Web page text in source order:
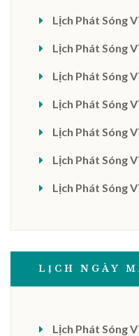
Lịch Phát Sóng
Lịch Phát Sóng
Lịch Phát Sóng
Lịch Phát Sóng
Lịch Phát Sóng
Lịch Phát Sóng
Lịch Phát Sóng
LỊCH NGÀY
Lịch Phát Sóng